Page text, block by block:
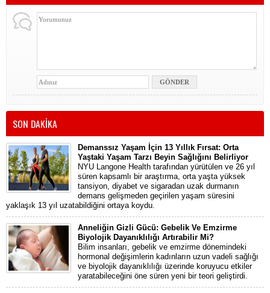
SON DAKİKA
Demanssız Yaşam İçin 13 Yıllık Fırsat: Orta
Yaştaki Yaşam Tarzı Beyin Sağlığını Belirliyor
NYU Langone Health tarafından yürütülen ve 26 yıl
süren kapsamlı bir araştırma, orta yaşta yüksek
tansiyon, diyabet ve sigaradan uzak durmanın
demans gelişmeden geçirilen yaşam süresini
yaklaşık 13 yıl uzatabildiğini ortaya koydu.
Anneliğin Gizli Gücü: Gebelik Ve Emzirme
Biyolojik Dayanıklılığı Artırabilir Mi?
Bilim insanları, gebelik ve emzirme dönemindeki
hormonal değişimlerin kadınların uzun vadeli sağlığı
ve biyolojik dayanıklılığı üzerinde koruyucu etkiler
yaratabileceğini öne süren yeni bir teori geliştirdi.